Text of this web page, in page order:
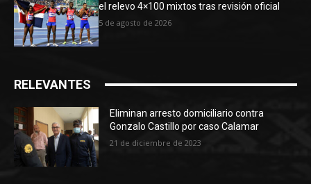
el relevo 4×100 mixtos tras revisión oficial
5 de agosto de 2026
RELEVANTES
Eliminan arresto domiciliario contra
Gonzalo Castillo por caso Calamar
21 de diciembre de 2023